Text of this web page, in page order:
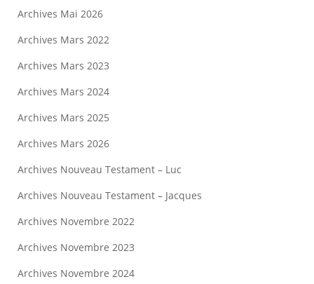
Archives Mai 2026
Archives Mars 2022
Archives Mars 2023
Archives Mars 2024
Archives Mars 2025
Archives Mars 2026
Archives Nouveau Testament – Luc
Archives Nouveau Testament – Jacques
Archives Novembre 2022
Archives Novembre 2023
Archives Novembre 2024